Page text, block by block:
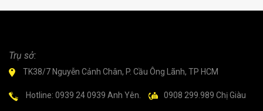
Trụ sở:
TK38/7 Nguyễn Cảnh Chân, P. Cầu Ông Lãnh, TP HCM
Hotline: 0939 24 0939 Anh Yên. 0908 299.989 Chị Giàu